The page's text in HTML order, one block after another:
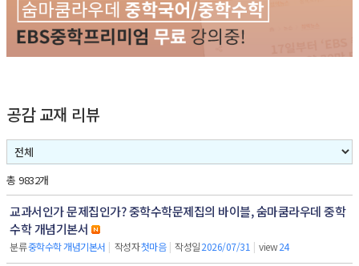
공감 교재 리뷰
총 9832개
교과서인가 문제집인가? 중학수학문제집의 바이블, 숨마쿰라우데 중학
수학 개념기본서
분류중학수학 개념기본서 | 작성자첫마음 | 작성일2026/07/31 | view24